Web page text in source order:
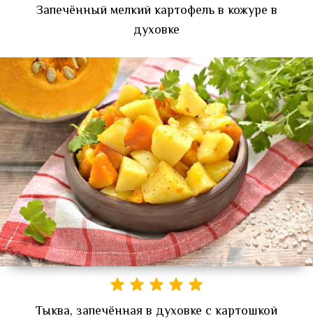
Запечённый мелкий картофель в кожуре в
духовке
Тыква, запечённая в духовке с картошкой